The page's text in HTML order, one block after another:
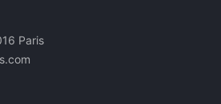
Paris